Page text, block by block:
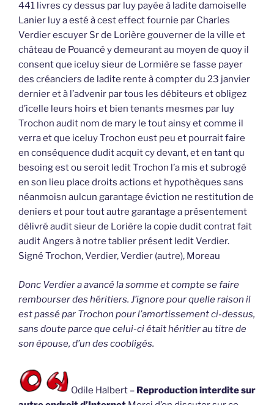
441 livres cy dessus par luy payée à ladite damoiselle
Lanier luy a esté à cest effect fournie par Charles
Verdier escuyer Sr de Lorière gouverner de la ville et
château de Pouancé y demeurant au moyen de quoy il
consent que iceluy sieur de Lormière se fasse payer
des créanciers de ladite rente à compter du 23 janvier
dernier et à l’advenir par tous les débiteurs et obligez
d’icelle leurs hoirs et bien tenants mesmes par luy
Trochon audit nom de mary le tout ainsy et comme il
verra et que iceluy Trochon eust peu et pourrait faire
en conséquence dudit acquit cy devant, et en tant qu
besoing est ou seroit ledit Trochon l’a mis et subrogé
en son lieu place droits actions et hypothèques sans
néanmoisn aulcun garantage éviction ne restitution de
deniers et pour tout autre garantage a présentement
délivré audit sieur de Lorière la copie dudit contrat fait
audit Angers à notre tablier présent ledit Verdier.
Signé Trochon, Verdier, Verdier (autre), Moreau
Donc Verdier a avancé la somme et compte se faire
rembourser des héritiers. J’ignore pour quelle raison il
est passé par Trochon pour l’amortissement ci-dessus,
sans doute parce que celui-ci était héritier au titre de
son épouse, d’un des coobligés.
Odile Halbert – Reproduction interdite sur